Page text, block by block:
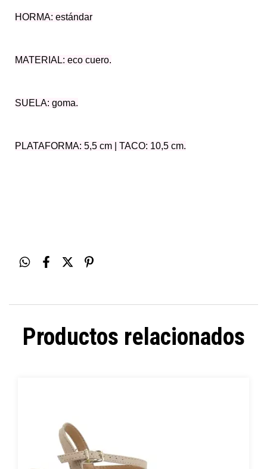
HORMA: estándar
MATERIAL: eco cuero.
SUELA: goma.
PLATAFORMA: 5,5 cm | TACO: 10,5 cm.
Productos relacionados